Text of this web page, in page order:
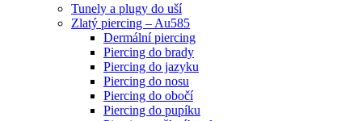
Tunely a plugy do uší
Zlatý piercing – Au585
Dermální piercing
Piercing do brady
Piercing do jazyku
Piercing do nosu
Piercing do obočí
Piercing do pupíku